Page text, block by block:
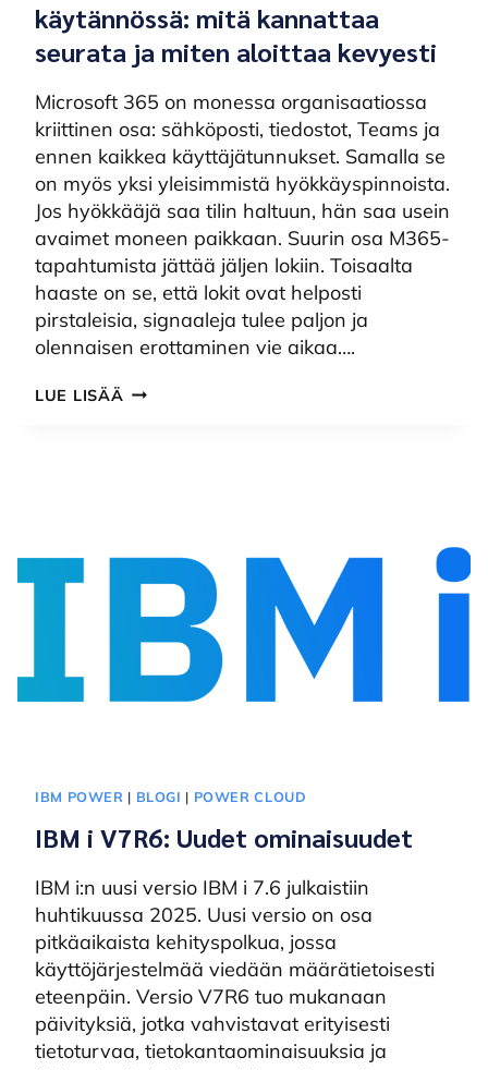
käytännössä: mitä kannattaa
seurata ja miten aloittaa kevyesti
Microsoft 365 on monessa organisaatiossa
kriittinen osa: sähköposti, tiedostot, Teams ja
ennen kaikkea käyttäjätunnukset. Samalla se
on myös yksi yleisimmistä hyökkäyspinnoista.
Jos hyökkääjä saa tilin haltuun, hän saa usein
avaimet moneen paikkaan. Suurin osa M365-
tapahtumista jättää jäljen lokiin. Toisaalta
haaste on se, että lokit ovat helposti
pirstaleisia, signaaleja tulee paljon ja
olennaisen erottaminen vie aikaa….
LUE LISÄÄ MICROSOFT
JA
MITEN
ALOITTAA
KEVYESTI
IBM POWER | BLOGI | POWER CLOUD
IBM i V7R6: Uudet ominaisuudet
IBM i:n uusi versio IBM i 7.6 julkaistiin
huhtikuussa 2025. Uusi versio on osa
pitkäaikaista kehityspolkua, jossa
käyttöjärjestelmää viedään määrätietoisesti
eteenpäin. Versio V7R6 tuo mukanaan
päivityksiä, jotka vahvistavat erityisesti
tietoturvaa, tietokantaominaisuuksia ja